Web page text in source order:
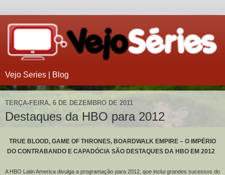
Vejo Series | Blog
TERÇA-FEIRA, 6 DE DEZEMBRO DE 2011
Destaques da HBO para 2012
TRUE BLOOD, GAME OF THRONES, BOARDWALK EMPIRE – O IMPÉRIO
DO CONTRABANDO E CAPADÓCIA SÃO DESTAQUES DA HBO EM 2012
A HBO Latin America divulga a programação para 2012, que inclui grandes sucessos do